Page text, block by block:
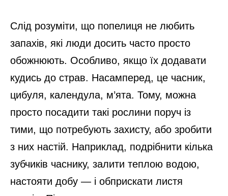
Слід розуміти, що попелиця не любить
запахів, які люди досить часто просто
обожнюють. Особливо, якщо їх додавати
кудись до страв. Насамперед, це часник,
цибуля, календула, м’ята. Тому, можна
просто посадити такі рослини поруч із
тими, що потребують захисту, або зробити
з них настій. Наприклад, подрібнити кілька
зубчиків часнику, залити теплою водою,
настояти добу — і обприскати листя